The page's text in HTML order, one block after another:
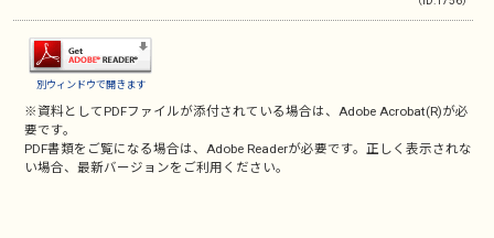
別ウィンドウで開きます
※資料としてPDFファイルが添付されている場合は、Adobe Acrobat(R)が必
要です。
PDF書類をご覧になる場合は、Adobe Readerが必要です。正しく表示されな
い場合、最新バージョンをご利用ください。